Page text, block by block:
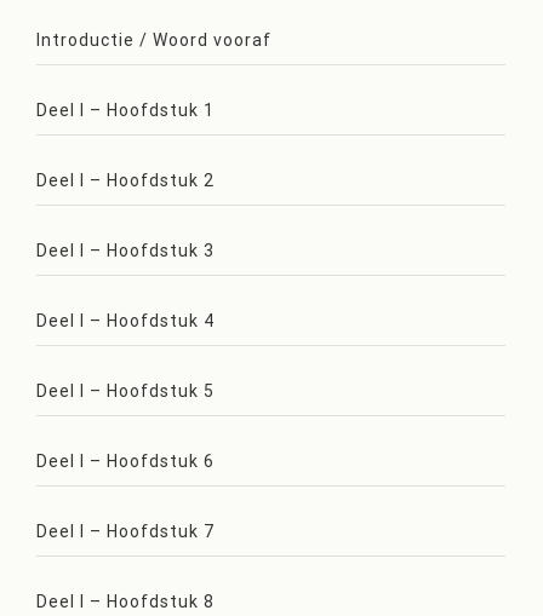
Introductie / Woord vooraf
Deel I – Hoofdstuk 1
Deel I – Hoofdstuk 2
Deel I – Hoofdstuk 3
Deel I – Hoofdstuk 4
Deel I – Hoofdstuk 5
Deel I – Hoofdstuk 6
Deel I – Hoofdstuk 7
Deel I – Hoofdstuk 8